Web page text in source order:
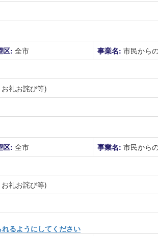
区: 全市 事業名: 市民から
礼お詫び等)
区: 全市 事業名: 市民から
礼お詫び等)
るようにしてください